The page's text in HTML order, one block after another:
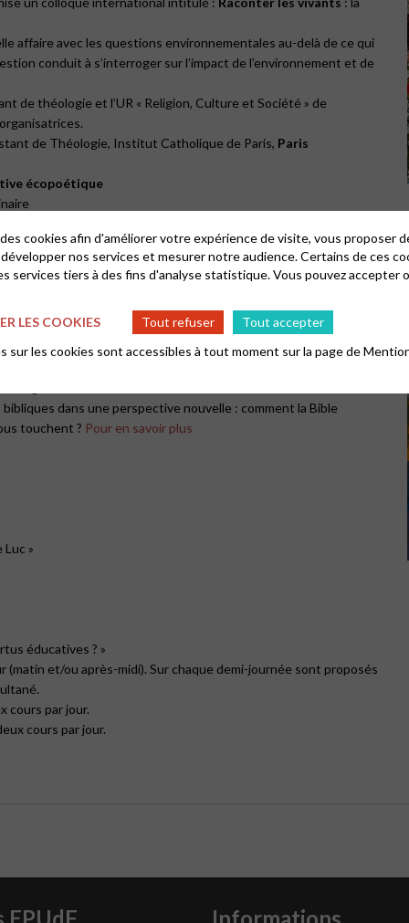
affaire avec les questions environnementales au-delà de ce qui
conduit à s’interroger sur l’impact de l’environnement et de
de théologie et l’UR « Religion, Culture et Société » de
de Théologie, Institut Catholique de Paris, Paris
écopoétique
offre à un public large (universitaire ou non-universitaire) de
dans une perspective nouvelle : comment la Bible
touchent ? Pour en savoir plus
Luc »
éducatives ? »
et/ou après-midi). Sur chaque demi-journée sont proposés
cours par jour.
cours par jour.
cookies afin d'améliorer votre expérience de visite, vous proposer
nos services et mesurer notre audience. Certains de ces
services tiers à des fins d'analyse statistique. Vous pouvez accepter
LES COOKIES
Tout refuser
Tout accepter
sur les cookies sont accessibles à tout moment sur la page de